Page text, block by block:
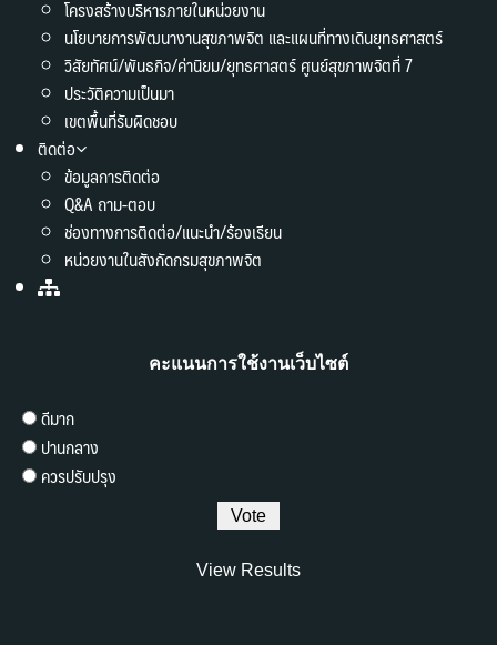
โครงสร้างบริหารภายในหน่วยงาน
นโยบายการพัฒนางานสุขภาพจิต และแผนที่ทางเดินยุทธศาสตร์
วิสัยทัศน์/พันธกิจ/ค่านิยม/ยุทธศาสตร์ ศูนย์สุขภาพจิตที่ 7
ประวัติความเป็นมา
เขตพื้นที่รับผิดชอบ
ติดต่อ
ข้อมูลการติดต่อ
Q&A ถาม-ตอบ
ช่องทางการติดต่อ/แนะนำ/ร้องเรียน
หน่วยงานในสังกัดกรมสุขภาพจิต
คะแนนการใช้งานเว็บไซต์
ดีมาก
ปานกลาง
ควรปรับปรุง
View Results